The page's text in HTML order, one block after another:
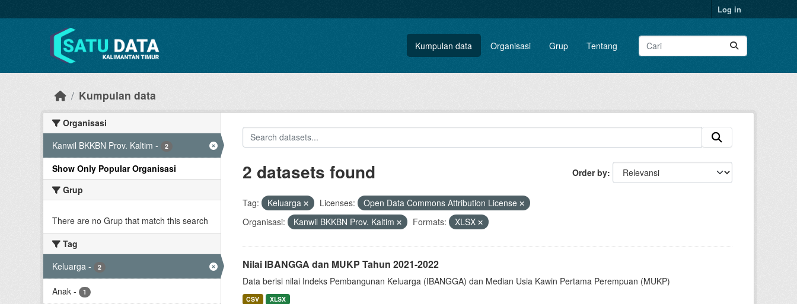
Log in
Kumpulan data Organisasi Grup Tentang
Kumpulan data
Organisasi
Kanwil BKKBN Prov. Kaltim - 2
Show Only Popular Organisasi
Grup
There are no Grup that match this search
Tag
Keluarga - 2
Anak - 1
Order by
2 datasets found
Tag: Keluarga Licenses:
Open Data Commons Attribution License
Organisasi:
Kanwil BKKBN Prov. Kaltim Formats: XLSX
Nilai IBANGGA dan MUKP Tahun 2021-2022
Data berisi nilai Indeks Pembangunan Keluarga (IBANGGA) dan Median Usia Kawin Pertama Perempuan (MUKP)
CSV XLSX